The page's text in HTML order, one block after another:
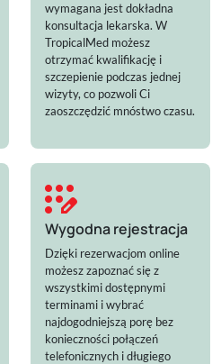
wymagana jest dokładna
konsultacja lekarska. W
TropicalMed możesz
otrzymać kwalifikację i
szczepienie podczas jednej
wizyty, co pozwoli Ci
zaoszczędzić mnóstwo czasu.
app_registration
Wygodna rejestracja
Dzięki rezerwacjom online
możesz zapoznać się z
wszystkimi dostępnymi
terminami i wybrać
najdogodniejszą porę bez
konieczności połączeń
telefonicznych i długiego